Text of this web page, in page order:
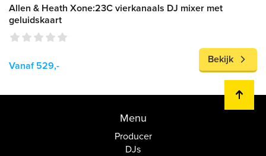
Allen & Heath Xone:23C vierkanaals DJ mixer met
geluidskaart
Vanaf 529,-
Bekijk
Menu
Producer
DJs